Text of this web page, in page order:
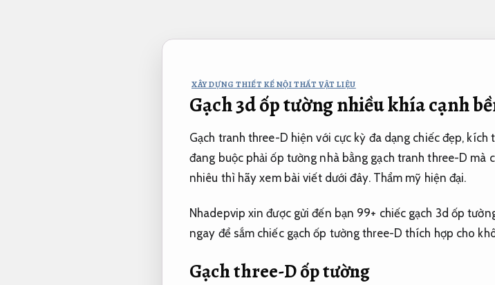
XÂY DỰNG THIẾT KẾ NỘI THẤT VẬT LIỆU
Gạch 3d ốp tường nhiều khía cạnh
Gạch tranh three-D hiện với cực kỳ đa dạng chiếc đẹp,
đang buộc phải ốp tường nhà bằng gạch tranh three-D mà
nhiêu thì hãy xem bài viết dưới đây. Thẩm mỹ hiện đại.
Nhadepvip xin được gửi đến bạn 99+ chiếc gạch 3d ốp
ngay để sắm chiếc gạch ốp tường three-D thích hợp cho
Gạch three-D ốp tường